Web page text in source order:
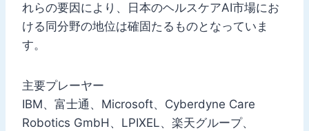
れらの要因により、日本のヘルスケアAI市場にお
ける同分野の地位は確固たるものとなっていま
す。
主要プレーヤー
IBM、富士通、Microsoft、Cyberdyne Care
Robotics GmbH、LPIXEL、楽天グループ、